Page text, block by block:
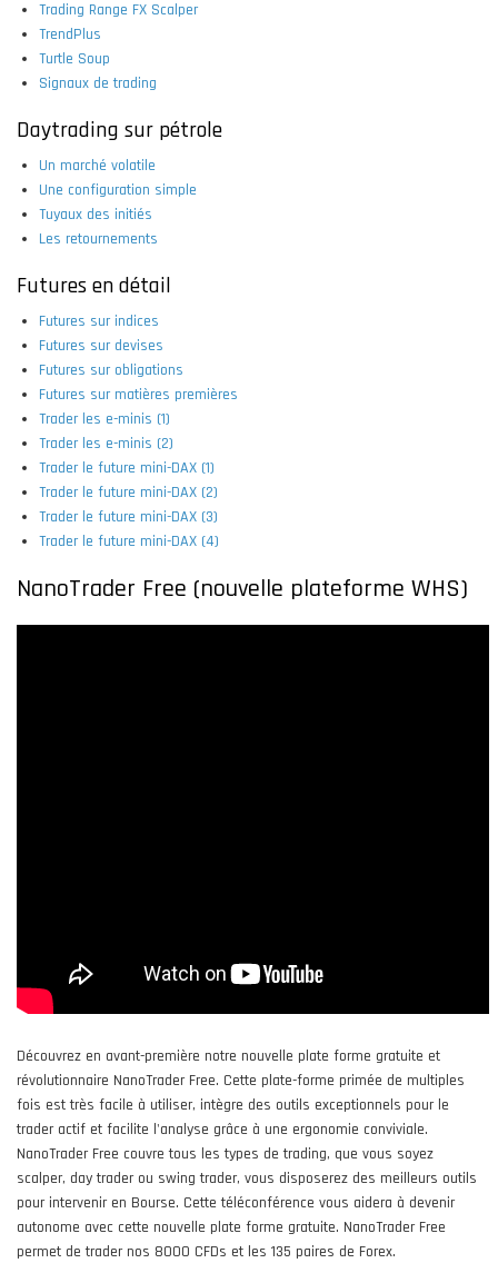
Trading Range FX Scalper
TrendPlus
Turtle Soup
Signaux de trading
Daytrading sur pétrole
Un marché volatile
Une configuration simple
Tuyaux des initiés
Les retournements
Futures en détail
Futures sur indices
Futures sur devises
Futures sur obligations
Futures sur matières premières
Trader les e-minis (1)
Trader les e-minis (2)
Trader le future mini-DAX (1)
Trader le future mini-DAX (2)
Trader le future mini-DAX (3)
Trader le future mini-DAX (4)
NanoTrader Free (nouvelle plateforme WHS)
Découvrez en avant-première notre nouvelle plate forme gratuite et
révolutionnaire NanoTrader Free. Cette plate-forme primée de multiples
fois est très facile à utiliser, intègre des outils exceptionnels pour le
trader actif et facilite l'analyse grâce à une ergonomie conviviale.
NanoTrader Free couvre tous les types de trading, que vous soyez
scalper, day trader ou swing trader, vous disposerez des meilleurs outils
pour intervenir en Bourse. Cette téléconférence vous aidera à devenir
autonome avec cette nouvelle plate forme gratuite. NanoTrader Free
permet de trader nos 8000 CFDs et les 135 paires de Forex.